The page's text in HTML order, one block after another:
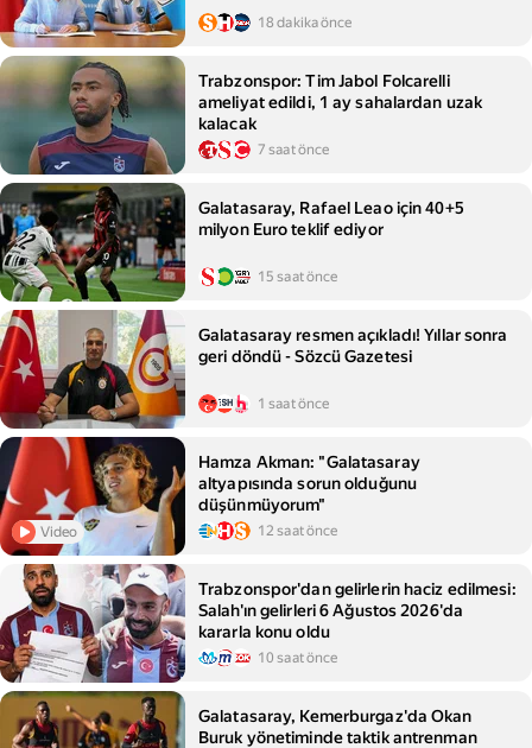
18 dakika önce
Trabzonspor: Tim Jabol Folcarelli
ameliyat edildi, 1 ay sahalardan uzak
kalacak
7 saat önce
Galatasaray, Rafael Leao için 40+5
milyon Euro teklif ediyor
15 saat önce
Galatasaray resmen açıkladı! Yıllar sonra
geri döndü - Sözcü Gazetesi
1 saat önce
Video
Hamza Akman: "Galatasaray
altyapısında sorun olduğunu
düşünmüyorum"
12 saat önce
Trabzonspor'dan gelirlerin haciz edilmesi:
Salah'ın gelirleri 6 Ağustos 2026'da
kararla konu oldu
10 saat önce
Galatasaray, Kemerburgaz'da Okan
Buruk yönetiminde taktik antrenman